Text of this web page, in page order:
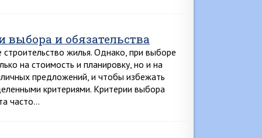
и обязательства
строительство жилья. Однако, при выборе
на стоимость и планировку, но и на
предложений, и чтобы избежать
критериями. Критерии выбора
часто…